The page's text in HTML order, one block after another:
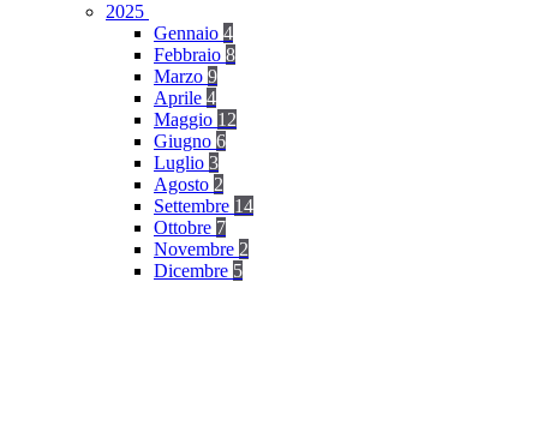
2025
Gennaio 4
Febbraio 8
Marzo 9
Aprile 4
Maggio 12
Giugno 6
Luglio 3
Agosto 2
Settembre 14
Ottobre 7
Novembre 2
Dicembre 5